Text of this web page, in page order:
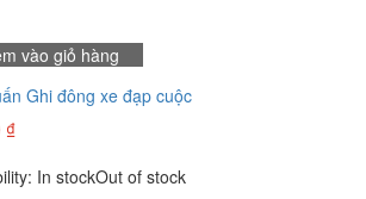
vào giỏ hàng
Ghi đông xe đạp cuộc
₫
In stockOut of stock